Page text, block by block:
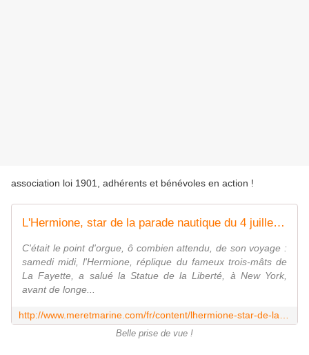
association loi 1901, adhérents et bénévoles en action !
L'Hermione, star de la parade nautique du 4 juillet à New York
C'était le point d'orgue, ô combien attendu, de son voyage :
samedi midi, l'Hermione, réplique du fameux trois-mâts de
La Fayette, a salué la Statue de la Liberté, à New York,
avant de longe...
Belle prise de vue !